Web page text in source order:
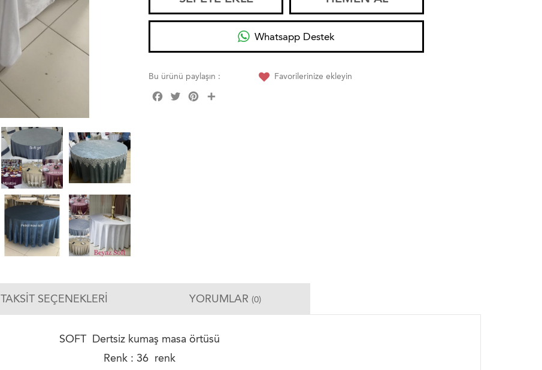
Whatsapp Destek
Bu ürünü paylaşın :
FacebookTwitterPinterest
Favorilerinize ekleyin
TAKSIT SEÇENEKLERI YORUMLAR (0)
SOFT Dertsiz kumaş masa örtüsü
Renk : 36 renk